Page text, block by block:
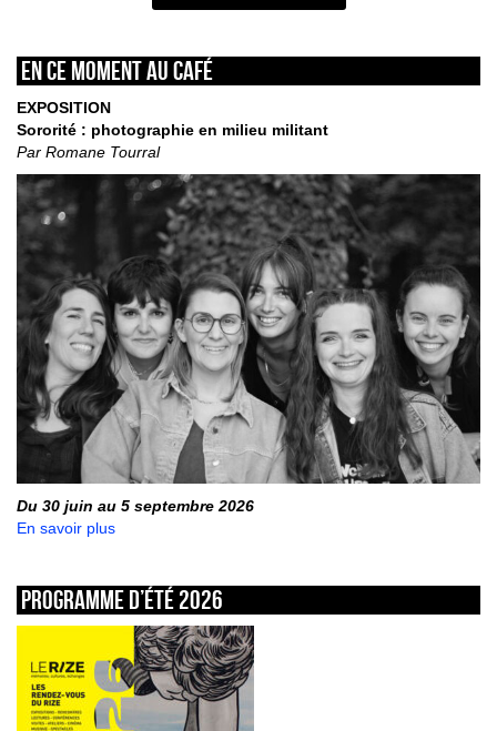
En ce moment au café
EXPOSITION
Sororité : photographie en milieu militant
Par Romane Tourral
Du 30 juin au 5 septembre 2026
En savoir plus
Programme d’été 2026